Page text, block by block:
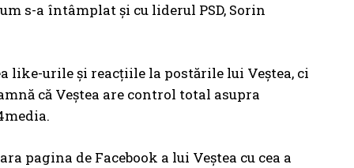
s-a întâmplat și cu liderul PSD, Sorin
like-urile și reacțiile la postările lui Veștea, ci
că Veștea are control total asupra
pagina de Facebook a lui Veștea cu cea a